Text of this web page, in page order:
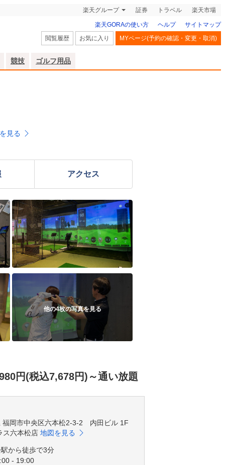
楽天グループ 証券 トラベル 楽天市場
楽天GORAの使い方 ヘルプ
サイトマップ
閲覧履歴
お気に入り MYページ(予約の確認・変更・取消)
競技 ゴルフ用品
見る
アクセス
他の4枚の写真を見る
円(税込7,678円)～通い放題
福岡市中央区六本松2-3-2 内田ビル 1F
ス六本松店 地図を見る
から徒歩で3分
- 19:00